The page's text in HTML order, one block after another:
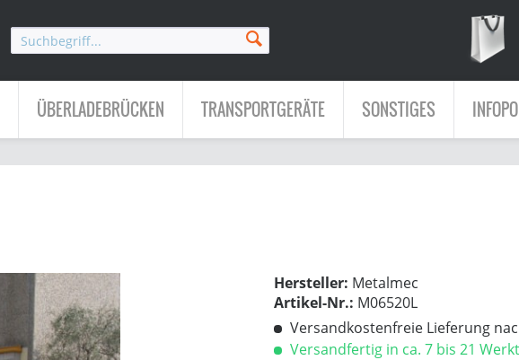
ÜBERLADEBRÜCKEN TRANSPORTGERÄTE SONSTIGES
Hersteller: Metalmec
Artikel-Nr.: M06520L
Versandkostenfreie Lieferung
Versandfertig in ca. 7 bis 21